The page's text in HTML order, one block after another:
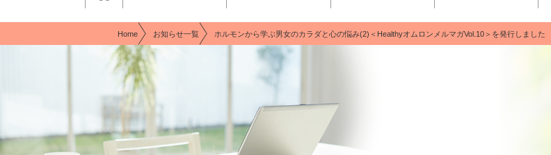
Home お知らせ一覧 ホルモンから学ぶ男女のカラダと心の悩み(2)＜HealthyオムロンメルマガVol.10＞を発行しました